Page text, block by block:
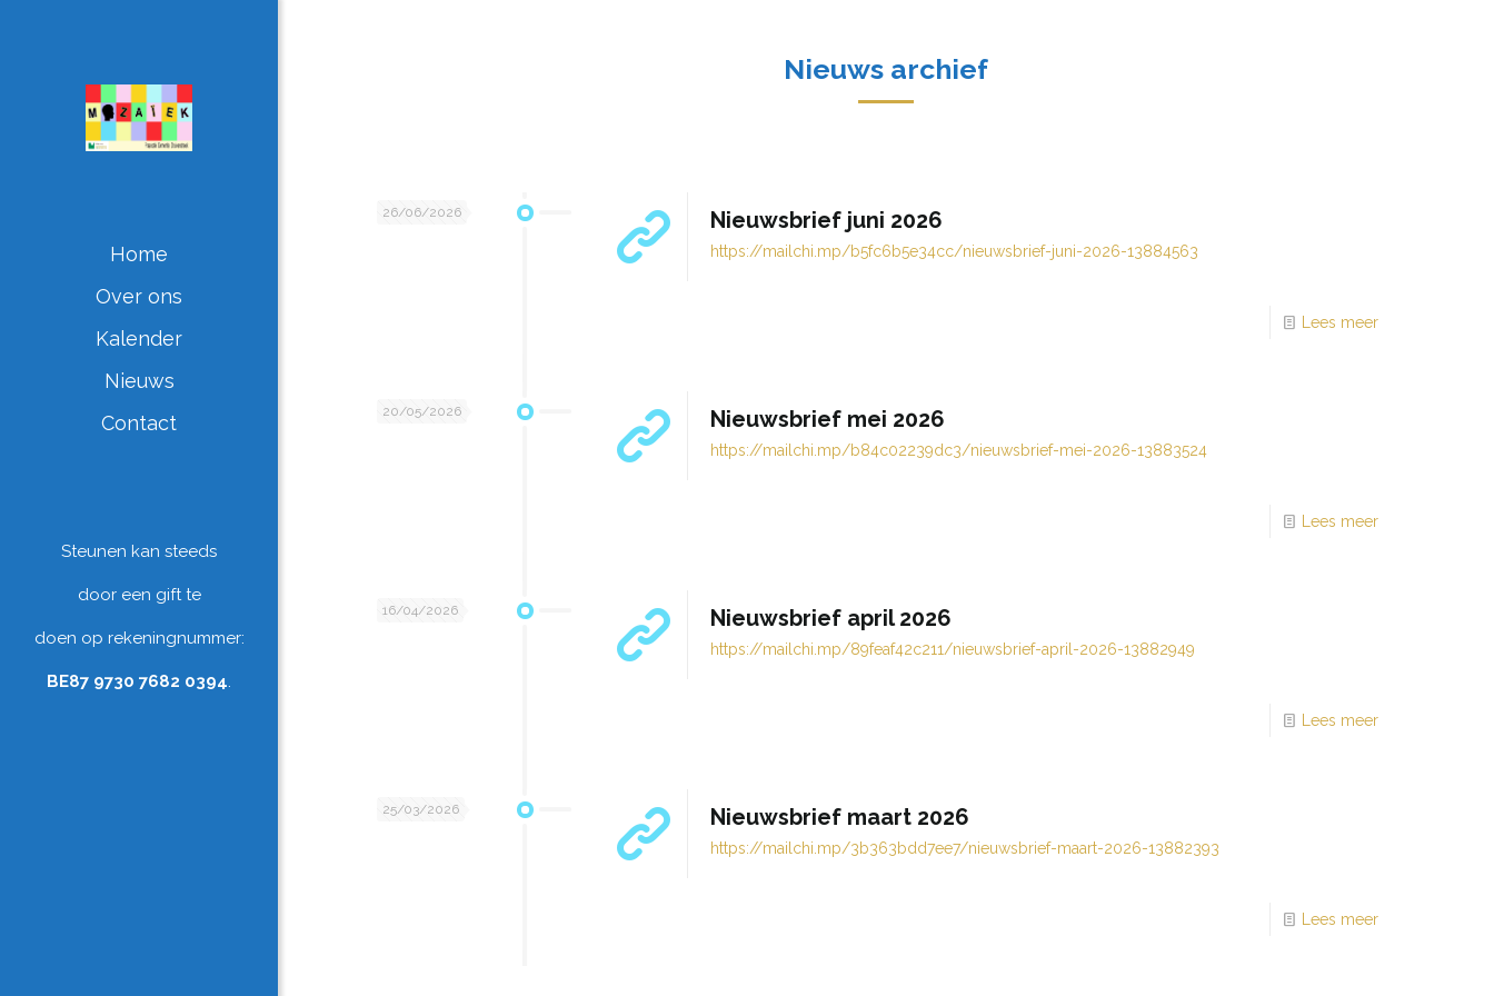
Home
Over ons
Kalender
Nieuws
Contact
Steunen kan steeds
door een gift te
doen op rekeningnummer:
BE87 9730 7682 0394.
Nieuws archief
26/06/2026 Nieuwsbrief juni 2026
https://mailchi.mp/b5fc6b5e34cc/nieuwsbrief-juni-2026-13884563
Lees meer
20/05/2026 Nieuwsbrief mei 2026
https://mailchi.mp/b84c02239dc3/nieuwsbrief-mei-2026-13883524
Lees meer
16/04/2026 Nieuwsbrief april 2026
https://mailchi.mp/89feaf42c211/nieuwsbrief-april-2026-13882949
Lees meer
25/03/2026 Nieuwsbrief maart 2026
https://mailchi.mp/3b363bdd7ee7/nieuwsbrief-maart-2026-13882393
Lees meer